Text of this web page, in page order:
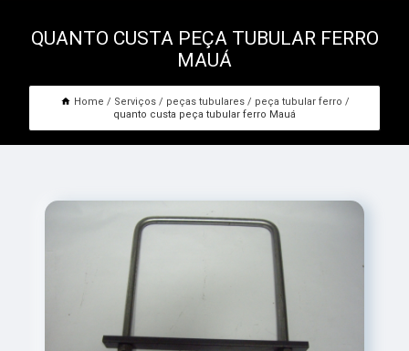
QUANTO CUSTA PEÇA TUBULAR FERRO
MAUÁ
Home Serviços peças tubulares
peça tubular ferro
quanto custa peça tubular ferro Mauá